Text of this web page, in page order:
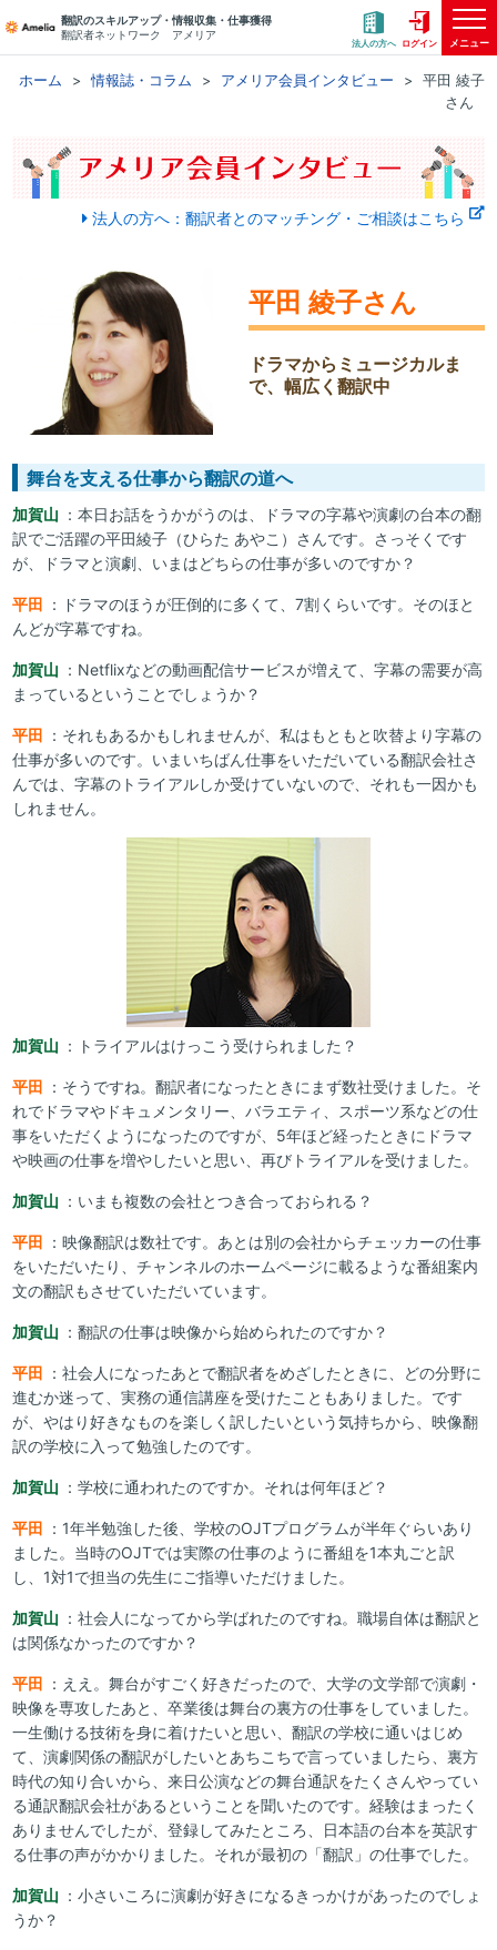
翻訳のスキルアップ・情報収集・仕事獲得
翻訳者ネットワーク アメリア
法人の方へ ログイン メニュー
ホーム 情報誌・コラム アメリア会員インタビュー
平田 綾子
さん
法人の方へ：翻訳者とのマッチング・ご相談はこちら
平田 綾子さん
ドラマからミュージカルま
で、幅広く翻訳中
舞台を支える仕事から翻訳の道へ
加賀山 ：本日お話をうかがうのは、ドラマの字幕や演劇の台本の翻
訳でご活躍の平田綾子（ひらた あやこ）さんです。さっそくです
が、ドラマと演劇、いまはどちらの仕事が多いのですか？
平田 ：ドラマのほうが圧倒的に多くて、7割くらいです。そのほと
んどが字幕ですね。
加賀山 ：Netflixなどの動画配信サービスが増えて、字幕の需要が高
まっているということでしょうか？
平田 ：それもあるかもしれませんが、私はもともと吹替より字幕の
仕事が多いのです。いまいちばん仕事をいただいている翻訳会社さ
んでは、字幕のトライアルしか受けていないので、それも一因かも
しれません。
加賀山 ：トライアルはけっこう受けられました？
平田 ：そうですね。翻訳者になったときにまず数社受けました。そ
れでドラマやドキュメンタリー、バラエティ、スポーツ系などの仕
事をいただくようになったのですが、5年ほど経ったときにドラマ
や映画の仕事を増やしたいと思い、再びトライアルを受けました。
加賀山 ：いまも複数の会社とつき合っておられる？
平田 ：映像翻訳は数社です。あとは別の会社からチェッカーの仕事
をいただいたり、チャンネルのホームページに載るような番組案内
文の翻訳もさせていただいています。
加賀山 ：翻訳の仕事は映像から始められたのですか？
平田 ：社会人になったあとで翻訳者をめざしたときに、どの分野に
進むか迷って、実務の通信講座を受けたこともありました。です
が、やはり好きなものを楽しく訳したいという気持ちから、映像翻
訳の学校に入って勉強したのです。
加賀山 ：学校に通われたのですか。それは何年ほど？
平田 ：1年半勉強した後、学校のOJTプログラムが半年ぐらいあり
ました。当時のOJTでは実際の仕事のように番組を1本丸ごと訳
し、1対1で担当の先生にご指導いただけました。
加賀山 ：社会人になってから学ばれたのですね。職場自体は翻訳と
は関係なかったのですか？
平田 ：ええ。舞台がすごく好きだったので、大学の文学部で演劇・
映像を専攻したあと、卒業後は舞台の裏方の仕事をしていました。
一生働ける技術を身に着けたいと思い、翻訳の学校に通いはじめ
て、演劇関係の翻訳がしたいとあちこちで言っていましたら、裏方
時代の知り合いから、来日公演などの舞台通訳をたくさんやってい
る通訳翻訳会社があるということを聞いたのです。経験はまったく
ありませんでしたが、登録してみたところ、日本語の台本を英訳す
る仕事の声がかかりました。それが最初の「翻訳」の仕事でした。
加賀山 ：小さいころに演劇が好きになるきっかけがあったのでしょ
うか？